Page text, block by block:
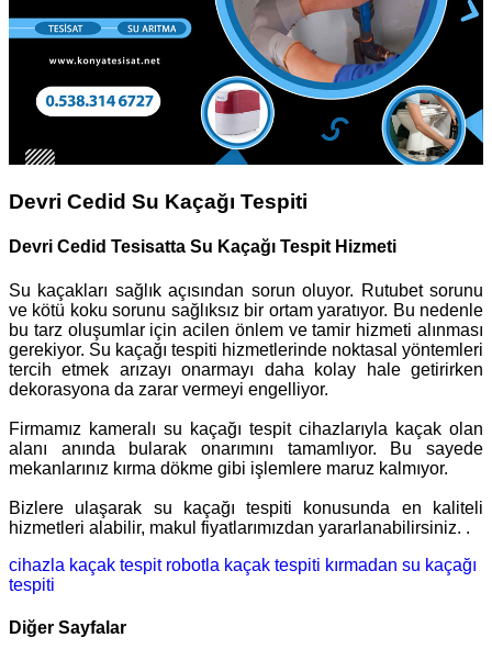
Devri Cedid Su Kaçağı Tespiti
Devri Cedid Tesisatta Su Kaçağı Tespit Hizmeti
Su kaçakları sağlık açısından sorun oluyor. Rutubet sorunu
ve kötü koku sorunu sağlıksız bir ortam yaratıyor. Bu nedenle
bu tarz oluşumlar için acilen önlem ve tamir hizmeti alınması
gerekiyor. Su kaçağı tespiti hizmetlerinde noktasal yöntemleri
tercih etmek arızayı onarmayı daha kolay hale getirirken
dekorasyona da zarar vermeyi engelliyor.
Firmamız kameralı su kaçağı tespit cihazlarıyla kaçak olan
alanı anında bularak onarımını tamamlıyor. Bu sayede
mekanlarınız kırma dökme gibi işlemlere maruz kalmıyor.
Bizlere ulaşarak su kaçağı tespiti konusunda en kaliteli
hizmetleri alabilir, makul fiyatlarımızdan yararlanabilirsiniz. .
cihazla kaçak tespitrobotla kaçak tespiti kırmadan su kaçağı
tespiti
Diğer Sayfalar